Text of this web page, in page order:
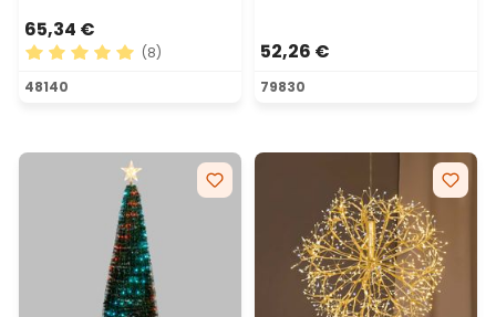
65,34 €
Valutazione media di 5 su 5 stelle
(8)
48140
52,26 €
79830